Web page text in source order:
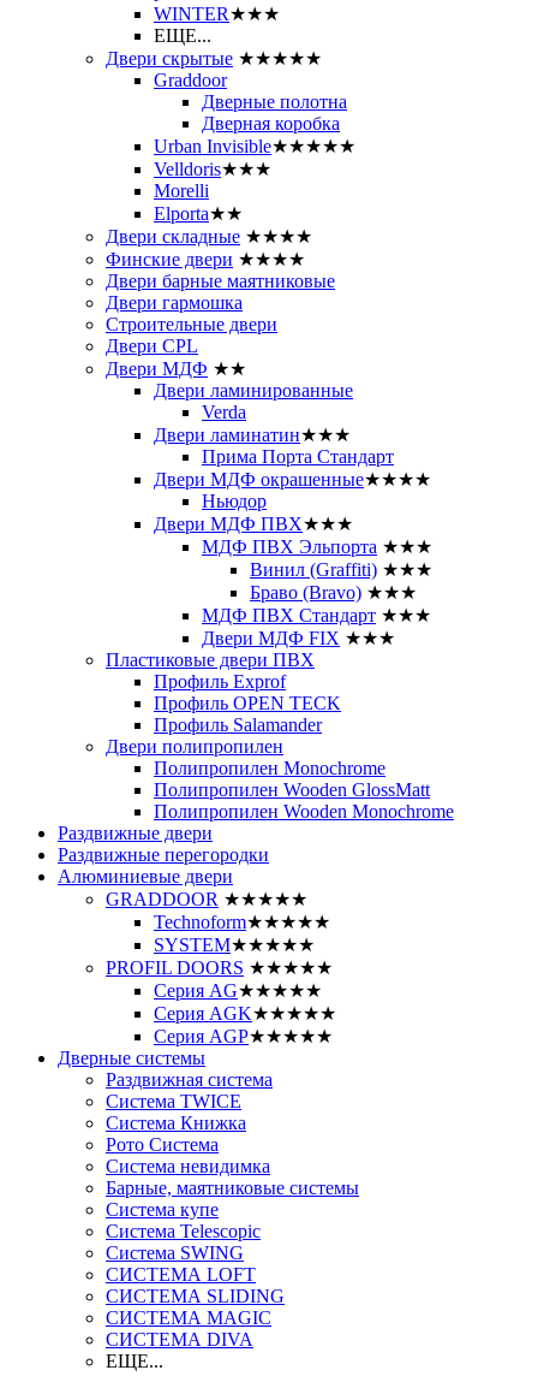
WINTER★★★
ЕЩЕ...
Двери скрытые ★★★★★
Graddoor
Дверные полотна
Дверная коробка
Urban Invisible★★★★★
Velldoris★★★
Morelli
Elporta★★
Двери складные ★★★★
Финские двери ★★★★
Двери барные маятниковые
Двери гармошка
Строительные двери
Двери CРL
Двери МДФ ★★
Двери ламинированные
Verda
Двери ламинатин★★★
Прима Порта Стандарт
Двери МДФ окрашенные★★★★
Ньюдор
Двери МДФ ПВХ★★★
МДФ ПВХ Эльпорта ★★★
Винил (Graffiti) ★★★
Браво (Bravo) ★★★
МДФ ПВХ Стандарт ★★★
Двери МДФ FIX ★★★
Пластиковые двери ПВХ
Профиль Exprof
Профиль OPEN TECK
Профиль Salamander
Двери полипропилен
Полипропилен Monochrome
Полипропилен Wooden GlossMatt
Полипропилен Wooden Monochrome
Раздвижные двери
Раздвижные перегородки
Алюминиевые двери
GRADDOOR ★★★★★
Technoform★★★★★
SYSTEM★★★★★
PROFIL DOORS ★★★★★
Серия AG★★★★★
Серия AGK★★★★★
Серия AGP★★★★★
Дверные системы
Раздвижная система
Система TWICE
Система Книжка
Рото Система
Система невидимка
Барные, маятниковые системы
Система купе
Система Telescopic
Система SWING
СИСТЕМА LOFT
СИСТЕМА SLIDING
СИСТЕМА MAGIC
СИСТЕМА DIVA
ЕЩЕ...